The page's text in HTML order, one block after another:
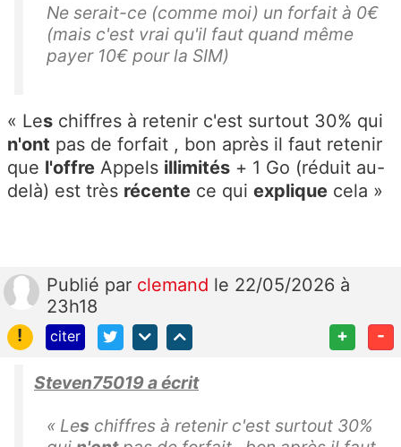
Ne serait-ce (comme moi) un forfait à 0€
(mais c'est vrai qu'il faut quand même
payer 10€ pour la SIM)
« Les chiffres à retenir c'est surtout 30% qui
n'ont pas de forfait , bon après il faut retenir
que l'offre Appels illimités + 1 Go (réduit au-
delà) est très récente ce qui explique cela »
Publié par clemand le 22/05/2026 à
23h18
!
citer + -
Steven75019 a écrit
« Les chiffres à retenir c'est surtout 30%